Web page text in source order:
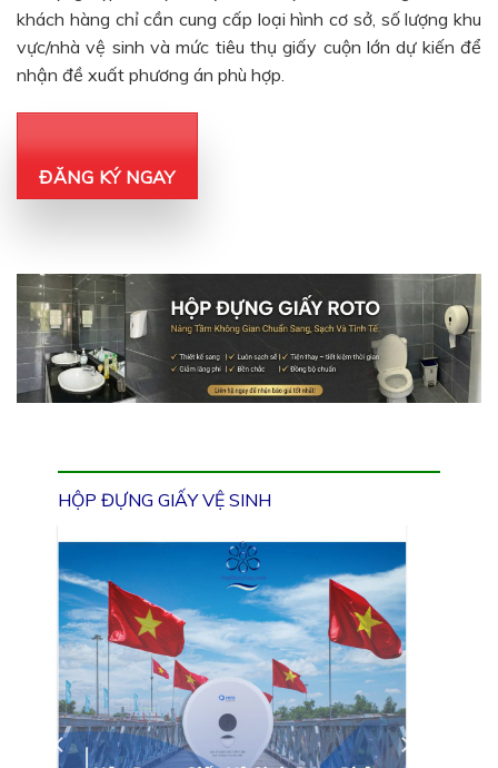
khách hàng chỉ cần cung cấp loại hình cơ sở, số lượng khu
vực/nhà vệ sinh và mức tiêu thụ giấy cuộn lớn dự kiến để
nhận đề xuất phương án phù hợp.
ĐĂNG KÝ NGAY
HỘP ĐỰNG GIẤY VỆ SINH